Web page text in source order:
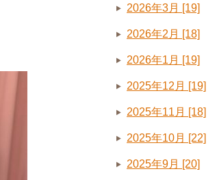
2026年3月 [19]
2026年2月 [18]
2026年1月 [19]
2025年12月 [19]
2025年11月 [18]
2025年10月 [22]
2025年9月 [20]